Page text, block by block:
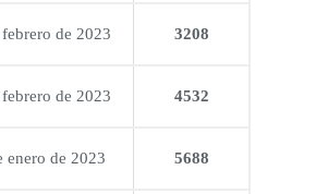
de 2023 3208
de 2023 4532
enero de 2023 5688